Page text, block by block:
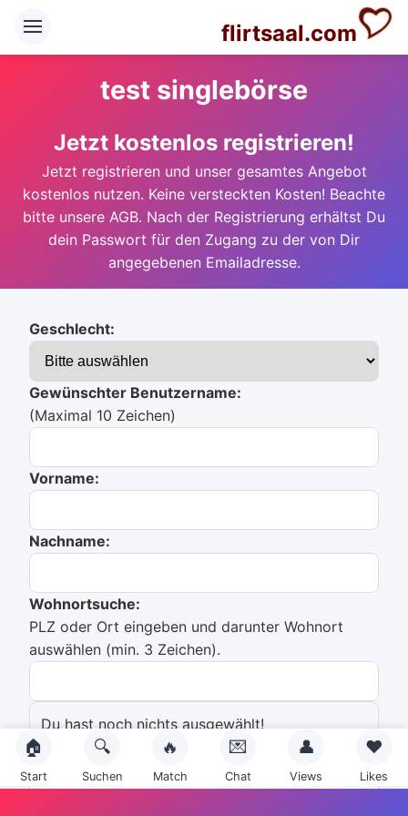
flirtsaal.com
test singlebörse
Jetzt kostenlos registrieren!
Jetzt registrieren und unser gesamtes Angebot
kostenlos nutzen. Keine versteckten Kosten! Beachte
bitte unsere AGB. Nach der Registrierung erhältst Du
dein Passwort für den Zugang zu der von Dir
angegebenen Emailadresse.
Geschlecht:
Gewünschter Benutzername:
(Maximal 10 Zeichen)
Vorname:
Nachname:
Wohnortsuche:
PLZ oder Ort eingeben und darunter Wohnort
auswählen (min. 3 Zeichen).
Du hast noch nichts ausgewählt!
Emailadresse:
🏠
Start
🔍
Suchen
🔥
Match
💌
Chat
👤
Views
❤️
Likes